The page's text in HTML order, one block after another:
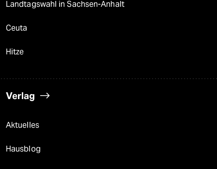
Landtagswahl in Sachsen-Anhalt
Ceuta
Hitze
Verlag
Aktuelles
Hausblog